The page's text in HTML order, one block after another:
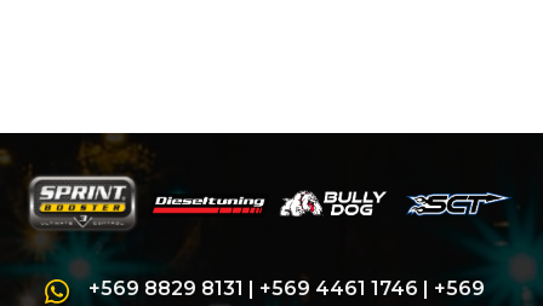
+569 8829 8131 | +569 4461 1746 | +569